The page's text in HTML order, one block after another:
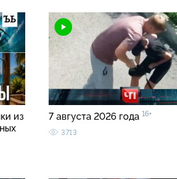
из
7 августа 2026 года 16+
3713